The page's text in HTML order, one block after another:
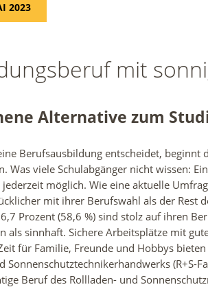
2023
mit
Alternative zum
Berufsausbildung entscheidet, beginnt
Was viele Schulabgänger nicht wissen:
möglich. Wie eine aktuelle
mit ihrer Berufswahl als der Rest
Prozent (58,6 %) sind stolz auf ihren
als sinnhaft. Sichere Arbeitsplätze mit
für Familie, Freunde und Hobbys
Sonnenschutztechnikerhandwerks (R+S-
Beruf des Rollladen- und